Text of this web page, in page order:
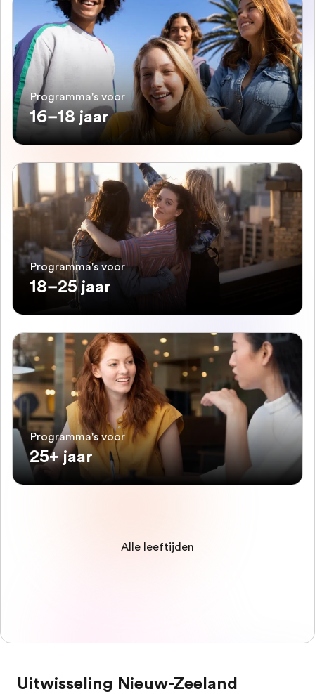
Programma's voor
16–18 jaar
Programma's voor
18–25 jaar
Programma's voor
25+ jaar
Alle leeftijden
Uitwisseling Nieuw-Zeeland